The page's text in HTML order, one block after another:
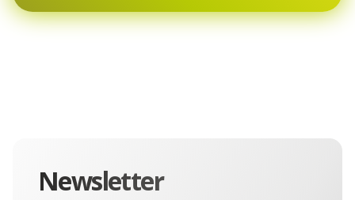
Newsletter